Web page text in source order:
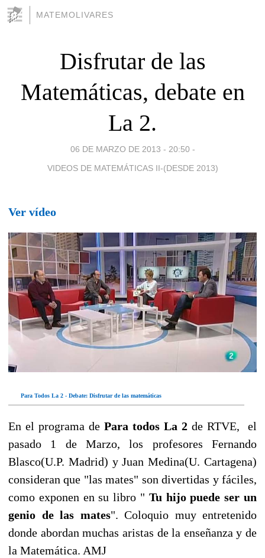
MATEMOLIVARES
Disfrutar de las
Matemáticas, debate en
La 2.
06 DE MARZO DE 2013 - 20:50 -
VIDEOS DE MATEMÁTICAS II-(DESDE 2013)
Ver vídeo
Para Todos La 2 - Debate: Disfrutar de las matemáticas
En el programa de Para todos La 2 de RTVE, el
pasado 1 de Marzo, los profesores Fernando
Blasco(U.P. Madrid) y Juan Medina(U. Cartagena)
consideran que "las mates" son divertidas y fáciles,
como exponen en su libro " Tu hijo puede ser un
genio de las mates". Coloquio muy entretenido
donde abordan muchas aristas de la enseñanza y de
la Matemática. AMJ